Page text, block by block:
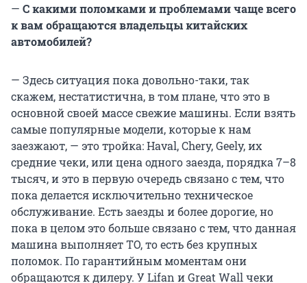
— С какими поломками и проблемами чаще всего
к вам обращаются владельцы китайских
автомобилей?
— Здесь ситуация пока довольно-таки, так
скажем, нестатистична, в том плане, что это в
основной своей массе свежие машины. Если взять
самые популярные модели, которые к нам
заезжают, — это тройка: Haval, Chery, Geely, их
средние чеки, или цена одного заезда, порядка 7–8
тысяч, и это в первую очередь связано с тем, что
пока делается исключительно техническое
обслуживание. Есть заезды и более дорогие, но
пока в целом это больше связано с тем, что данная
машина выполняет ТО, то есть без крупных
поломок. По гарантийным моментам они
обращаются к дилеру. У Lifan и Great Wall чеки